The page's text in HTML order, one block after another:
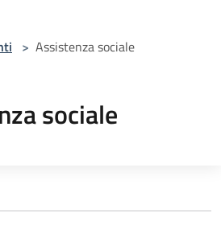
> Assistenza sociale
sociale